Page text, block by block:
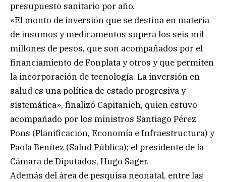
presupuesto sanitario por año.
«El monto de inversión que se destina en materia
de insumos y medicamentos supera los seis mil
millones de pesos, que son acompañados por el
financiamiento de Fonplata y otros y que permiten
la incorporación de tecnología. La inversión en
salud es una política de estado progresiva y
sistemática», finalizó Capitanich, quien estuvo
acompañado por los ministros Santiago Pérez
Pons (Planificación, Economía e Infraestructura) y
Paola Benítez (Salud Pública); el presidente de la
Cámara de Diputados, Hugo Sager.
Además del área de pesquisa neonatal, entre las